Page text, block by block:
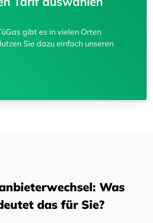
gibt es in vielen Orten
Sie dazu einfach unseren
Was
das für Sie?